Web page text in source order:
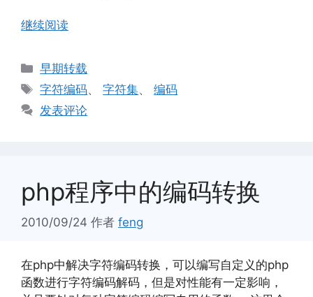
继续阅读
分
类
早期转载
标
签
字符编码、字符集、编码
发表评论
php程序中的编码转换
2010/09/24 作者 feng
在php中解决字符编码转换，可以编写自定义的php
函数进行字符编码解码，但是对性能有一定影响，